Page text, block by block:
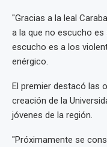
"Gracias a la leal
a la que no escucho
escucho es a los
enérgico.
El premier destacó las
creación de la
jóvenes de la región.
"Próximamente se